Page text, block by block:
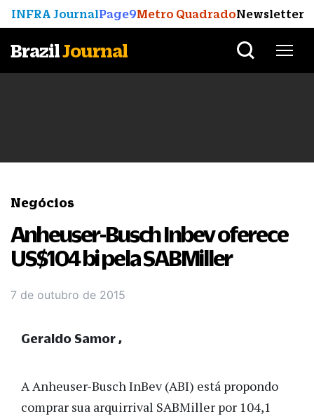
INFRA JournalPage9Metro QuadradoNewsletter
BrazilJournal
Negócios
Anheuser-Busch Inbev oferece
US$104 bi pela SABMiller
7 de outubro de 2015
A Anheuser-Busch InBev (ABI) está propondo
comprar sua arquirrival SABMiller por 104,1
Geraldo Samor